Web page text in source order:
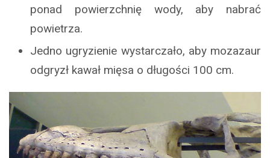
ponad powierzchnię wody, aby nabrać
powietrza.
Jedno ugryzienie wystarczało, aby mozazaur
odgryzł kawał mięsa o długości 100 cm.